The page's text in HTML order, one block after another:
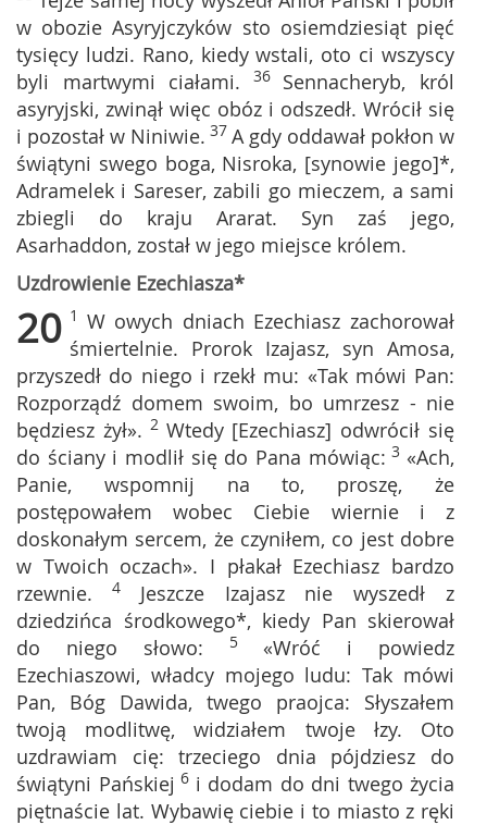
w obozie Asyryjczyków sto osiemdziesiąt pięć
tysięcy ludzi. Rano, kiedy wstali, oto ci wszyscy
byli martwymi ciałami. 36 Sennacheryb, król
asyryjski, zwinął więc obóz i odszedł. Wrócił się
i pozostał w Niniwie. 37 A gdy oddawał pokłon w
świątyni swego boga, Nisroka, [synowie jego]*,
Adramelek i Sareser, zabili go mieczem, a sami
zbiegli do kraju Ararat. Syn zaś jego,
Asarhaddon, został w jego miejsce królem.
Uzdrowienie Ezechiasza*
20 1 W owych dniach Ezechiasz zachorował
śmiertelnie. Prorok Izajasz, syn Amosa,
przyszedł do niego i rzekł mu: «Tak mówi Pan:
Rozporządź domem swoim, bo umrzesz - nie
będziesz żył». 2 Wtedy [Ezechiasz] odwrócił się
do ściany i modlił się do Pana mówiąc: 3 «Ach,
Panie, wspomnij na to, proszę, że
postępowałem wobec Ciebie wiernie i z
doskonałym sercem, że czyniłem, co jest dobre
w Twoich oczach». I płakał Ezechiasz bardzo
rzewnie. 4 Jeszcze Izajasz nie wyszedł z
dziedzińca środkowego*, kiedy Pan skierował
do niego słowo: 5 «Wróć i powiedz
Ezechiaszowi, władcy mojego ludu: Tak mówi
Pan, Bóg Dawida, twego praojca: Słyszałem
twoją modlitwę, widziałem twoje łzy. Oto
uzdrawiam cię: trzeciego dnia pójdziesz do
świątyni Pańskiej 6 i dodam do dni twego życia
piętnaście lat. Wybawię ciebie i to miasto z ręki